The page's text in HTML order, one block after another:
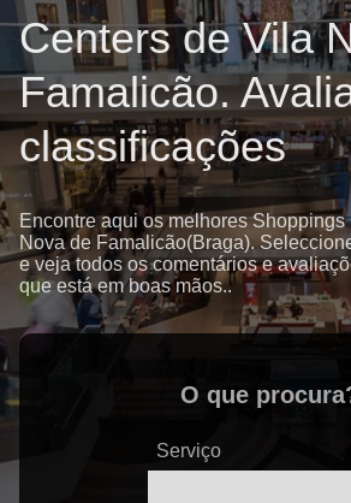
Centers de Vila
Famalicão.
classificações
Encontre aqui os melhores
Nova de Famalicão(Braga).
e veja todos os comentários e
que está em boas mãos..
O que
Serviço